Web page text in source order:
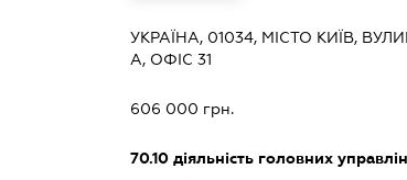
УКРАЇНА, 01034, МІСТО КИЇВ,
А, ОФІС 31
606 000 грн.
70.10діяльність головних